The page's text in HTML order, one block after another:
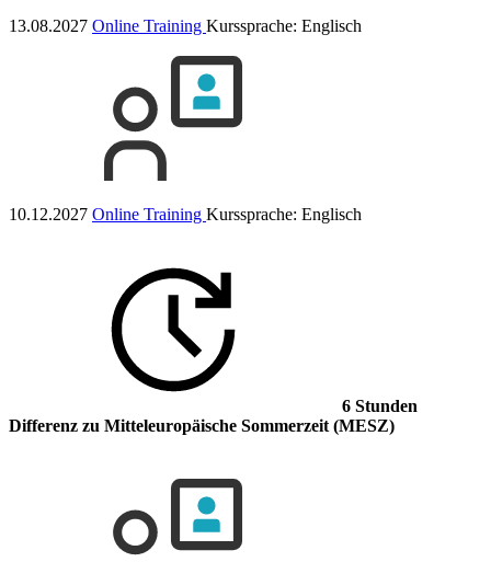
13.08.2027 Online Training Kurssprache: Englisch
10.12.2027 Online Training Kurssprache: Englisch
6 Stunden
Differenz zu Mitteleuropäische Sommerzeit (MESZ)